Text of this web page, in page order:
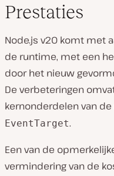
Prestaties
Node.js v20 komt met
de runtime, met een
door het nieuw
De verbeteringen
kernonderdelen van de
EventTarget.
Een van de
vermindering van de